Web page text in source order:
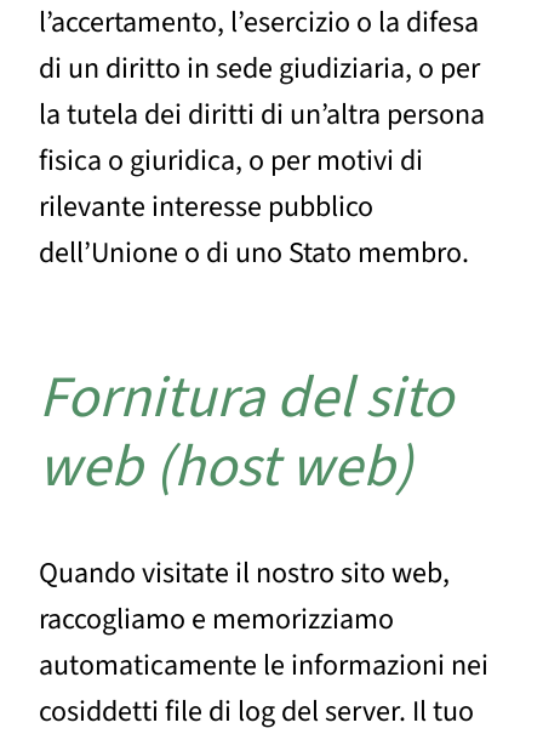
l’accertamento, l’esercizio o la difesa
di un diritto in sede giudiziaria, o per
la tutela dei diritti di un’altra persona
fisica o giuridica, o per motivi di
rilevante interesse pubblico
dell’Unione o di uno Stato membro.
Fornitura del sito
web (host web)
Quando visitate il nostro sito web,
raccogliamo e memorizziamo
automaticamente le informazioni nei
cosiddetti file di log del server. Il tuo